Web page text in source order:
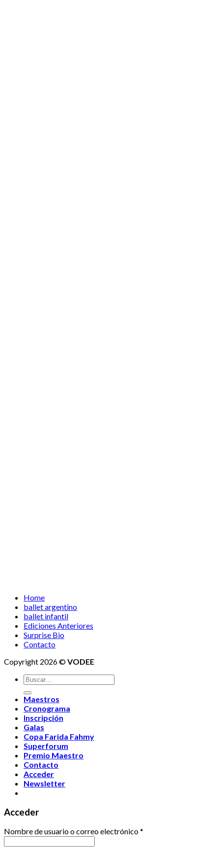
Home
ballet argentino
ballet infantil
Ediciones Anteriores
Surprise Bio
Contacto
Copyright 2026 ©VODEE
Buscar
por:
Maestros
Cronograma
Inscripción
Galas
Copa Farida Fahmy
Superforum
Premio Maestro
Contacto
Acceder
Newsletter
Acceder
Nombre de usuario o correo electrónico*